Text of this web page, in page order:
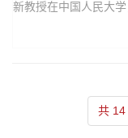
新教授在中国人民大学
共 14